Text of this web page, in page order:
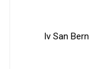
Iv San